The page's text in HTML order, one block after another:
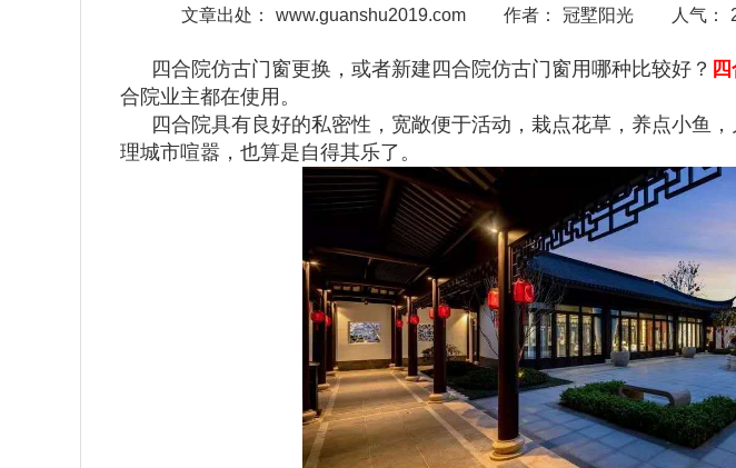
文章出处： www.guanshu2019.com 作者： 冠墅阳光 人气：
四合院仿古门窗更换，或者新建四合院仿古门窗用哪种比较好？
合院业主都在使用。
四合院具有良好的私密性，宽敞便于活动，栽点花草，养点小鱼
理城市喧嚣，也算是自得其乐了。